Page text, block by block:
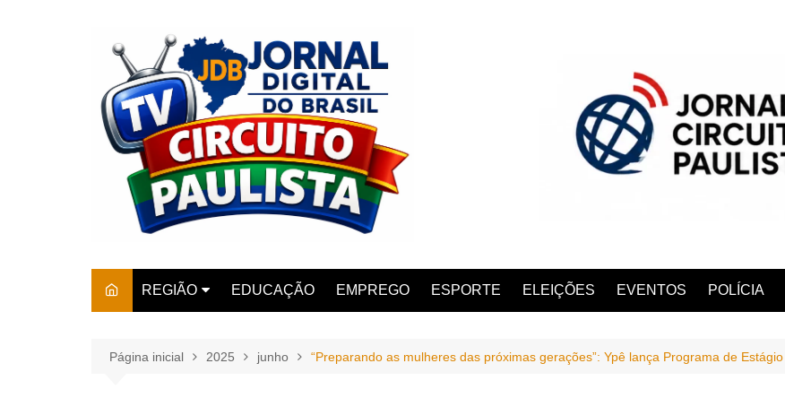
REGIÃO
AMPARO
EDUCAÇÃO EMPREGO ESPORTE ELEIÇÕES EVENTOS POLÍCIA
Página inicial 2025 junho “Preparando as mulheres das próximas gerações”: Ypê lança Programa de